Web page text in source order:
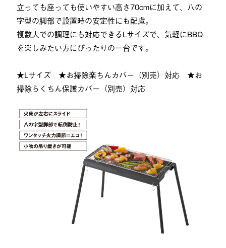
立っても座っても使いやすい高さ70cmに加えて、八の
字型の脚部で設置時の安定性にも配慮。
複数人での調理にも対応できるLサイズで、気軽にBBQ
を楽しみたい方にぴったりの一台です。
★Lサイズ ★お掃除楽ちんカバー（別売）対応 ★お
掃除らくちん保護カバー（別売）対応